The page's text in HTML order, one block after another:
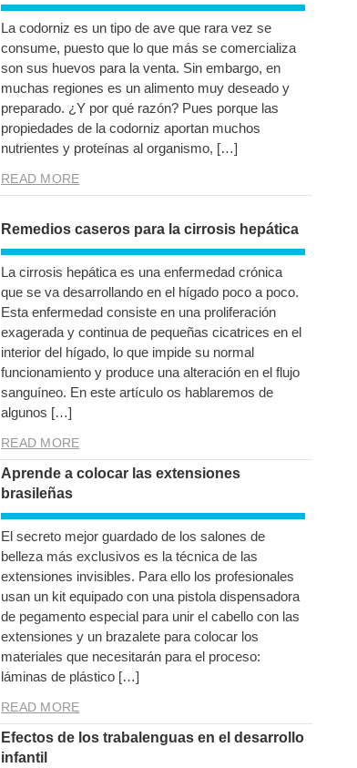
La codorniz es un tipo de ave que rara vez se
consume, puesto que lo que más se comercializa
son sus huevos para la venta. Sin embargo, en
muchas regiones es un alimento muy deseado y
preparado. ¿Y por qué razón? Pues porque las
propiedades de la codorniz aportan muchos
nutrientes y proteínas al organismo, […]
READ MORE
Remedios caseros para la cirrosis hepática
La cirrosis hepática es una enfermedad crónica
que se va desarrollando en el hígado poco a poco.
Esta enfermedad consiste en una proliferación
exagerada y continua de pequeñas cicatrices en el
interior del hígado, lo que impide su normal
funcionamiento y produce una alteración en el flujo
sanguíneo. En este artículo os hablaremos de
algunos […]
READ MORE
Aprende a colocar las extensiones
brasileñas
El secreto mejor guardado de los salones de
belleza más exclusivos es la técnica de las
extensiones invisibles. Para ello los profesionales
usan un kit equipado con una pistola dispensadora
de pegamento especial para unir el cabello con las
extensiones y un brazalete para colocar los
materiales que necesitarán para el proceso:
láminas de plástico […]
READ MORE
Efectos de los trabalenguas en el desarrollo
infantil